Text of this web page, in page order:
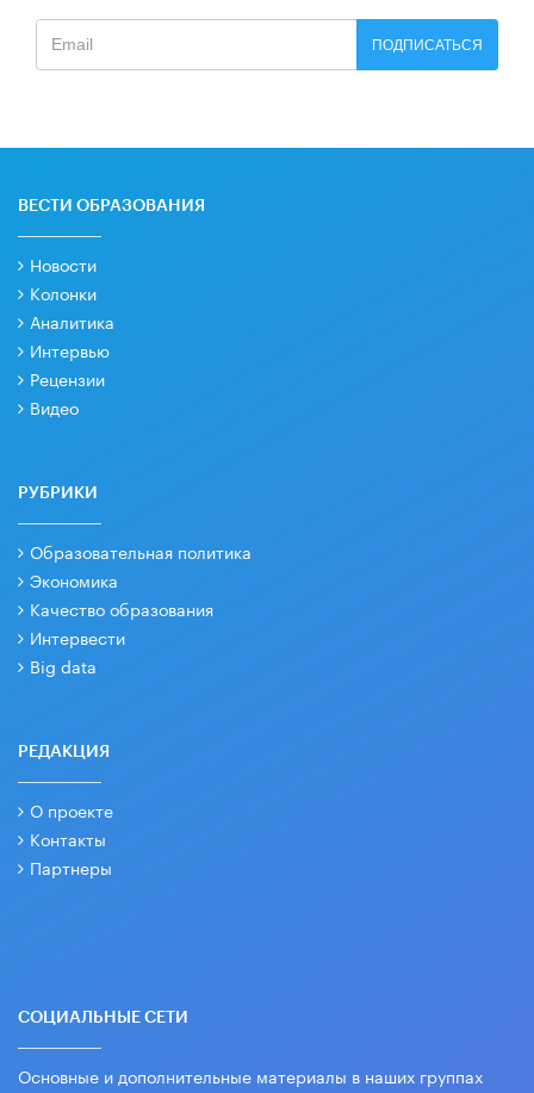
ПОДПИСАТЬСЯ
ВЕСТИ ОБРАЗОВАНИЯ
Новости
Колонки
Аналитика
Интервью
Рецензии
Видео
РУБРИКИ
Образовательная политика
Экономика
Качество образования
Интервести
Big data
РЕДАКЦИЯ
О проекте
Контакты
Партнеры
СОЦИАЛЬНЫЕ СЕТИ
Основные и дополнительные материалы в наших группах